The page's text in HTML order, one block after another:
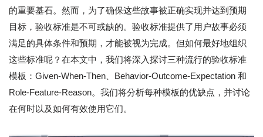
的重要基石。然而，为了确保这些故事被正确实现并达到预期
目标，验收标准是不可或缺的。验收标准提供了用户故事必须
满足的具体条件和预期，才能被视为完成。但如何最好地组织
这些标准呢？在本文中，我们将深入探讨三种流行的验收标准
模板：Given-When-Then、Behavior-Outcome-Expectation 和
Role-Feature-Reason。我们将分析每种模板的优缺点，并讨论
在何时以及如何有效使用它们。